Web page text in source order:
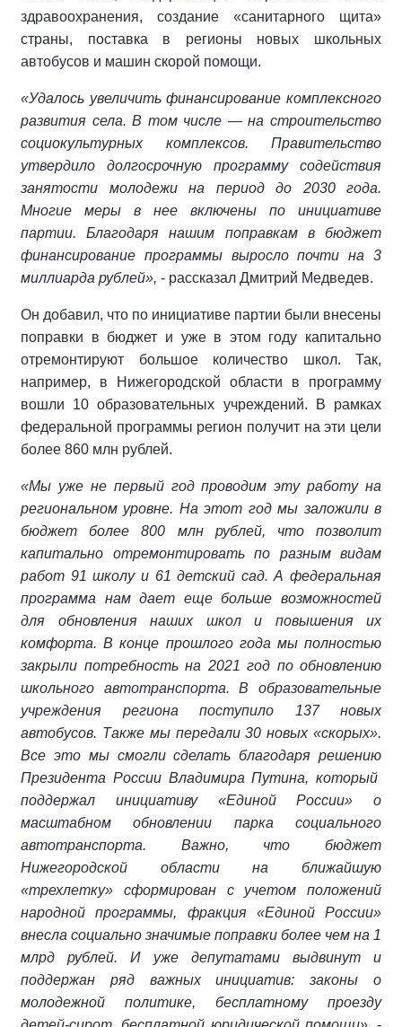
здравоохранения, создание «санитарного щита»
страны, поставка в регионы новых школьных
автобусов и машин скорой помощи.
«Удалось увеличить финансирование комплексного
развития села. В том числе — на строительство
социокультурных комплексов. Правительство
утвердило долгосрочную программу содействия
занятости молодежи на период до 2030 года.
Многие меры в нее включены по инициативе
партии. Благодаря нашим поправкам в бюджет
финансирование программы выросло почти на 3
миллиарда рублей», - рассказал Дмитрий Медведев.
Он добавил, что по инициативе партии были внесены
поправки в бюджет и уже в этом году капитально
отремонтируют большое количество школ. Так,
например, в Нижегородской области в программу
вошли 10 образовательных учреждений. В рамках
федеральной программы регион получит на эти цели
более 860 млн рублей.
«Мы уже не первый год проводим эту работу на
региональном уровне. На этот год мы заложили в
бюджет более 800 млн рублей, что позволит
капитально отремонтировать по разным видам
работ 91 школу и 61 детский сад. А федеральная
программа нам дает еще больше возможностей
для обновления наших школ и повышения их
комфорта. В конце прошлого года мы полностью
закрыли потребность на 2021 год по обновлению
школьного автотранспорта. В образовательные
учреждения региона поступило 137 новых
автобусов. Также мы передали 30 новых «скорых».
Все это мы смогли сделать благодаря решению
Президента России Владимира Путина, который
поддержал инициативу «Единой России» о
масштабном обновлении парка социального
автотранспорта. Важно, что бюджет
Нижегородской области на ближайшую
«трехлетку» сформирован с учетом положений
народной программы, фракция «Единой России»
внесла социально значимые поправки более чем на 1
млрд рублей. И уже депутатами выдвинут и
поддержан ряд важных инициатив: законы о
молодежной политике, бесплатному проезду